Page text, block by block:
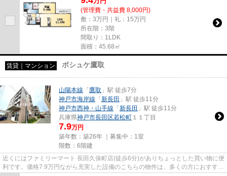
(管理費・共益費 8,000円)
敷：3万円｜礼：15万円
所在階：3階
間取り：1LDK
面積：45.68㎡
賃貸｜マンション ボシュケ鷹取
山陽本線 「 鷹取 」駅 徒歩7分
神戸市海岸線 「 新長田 」駅 徒歩11分
神戸市西神・山手線 「 新長田 」駅 徒歩11分
兵庫県神戸市長田区若松町 １１丁目
7.9万円
築年数：築26年 ｜募集中： 1室
階数：6階建
近くにはファミリーマート 長田久保町店(徒歩6分)がありちょっとした買い物に便
利です。価格7.9万円ながら充実した設備のこちらの物件は、多くの方におすすめ